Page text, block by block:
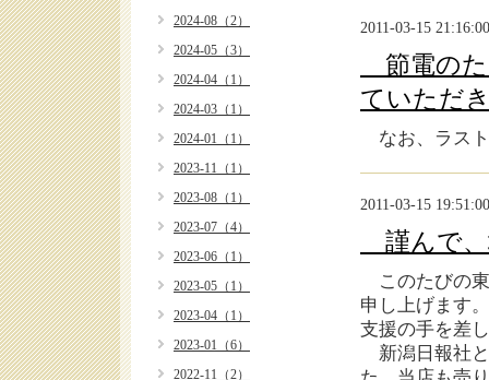
2011-03-15 21:16:00
節電のた
ていただ
なお、ラス
2011-03-15 19:51:00
謹んで、
このたびの
申し上げます
支援の手を差
新潟日報社
2024-08（2）
2024-05（3）
2024-04（1）
2024-03（1）
2024-01（1）
2023-11（1）
2023-08（1）
2023-07（4）
2023-06（1）
2023-05（1）
2023-04（1）
2023-01（6）
2022-11（2）